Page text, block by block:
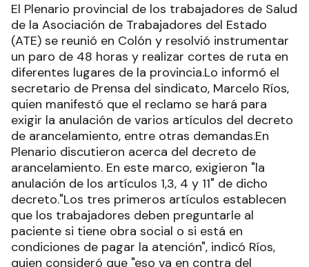
El Plenario provincial de los trabajadores de Salud
de la Asociación de Trabajadores del Estado
(ATE) se reunió en Colón y resolvió instrumentar
un paro de 48 horas y realizar cortes de ruta en
diferentes lugares de la provincia.Lo informó el
secretario de Prensa del sindicato, Marcelo Ríos,
quien manifestó que el reclamo se hará para
exigir la anulación de varios artículos del decreto
de arancelamiento, entre otras demandas.En
Plenario discutieron acerca del decreto de
arancelamiento. En este marco, exigieron "la
anulación de los artículos 1,3, 4 y 11" de dicho
decreto."Los tres primeros artículos establecen
que los trabajadores deben preguntarle al
paciente si tiene obra social o si está en
condiciones de pagar la atención", indicó Ríos,
quien consideró que "eso va en contra del